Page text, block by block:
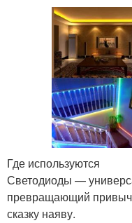
Где используются
Светодиоды —
превращающий
сказку наяву.